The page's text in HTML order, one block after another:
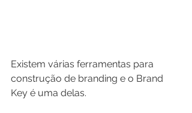
Existem várias ferramentas para
construção de branding e o Brand
Key é uma delas.